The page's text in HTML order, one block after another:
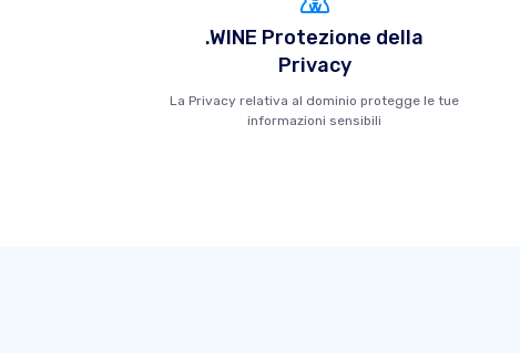
.WINE Protezione della
Privacy
La Privacy relativa al dominio protegge le tue
informazioni sensibili